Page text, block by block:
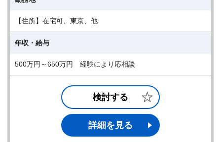
【住所】在宅可、東京、他
年収・給与
500万円～650万円 経験により応相談
検討する
詳細を見る